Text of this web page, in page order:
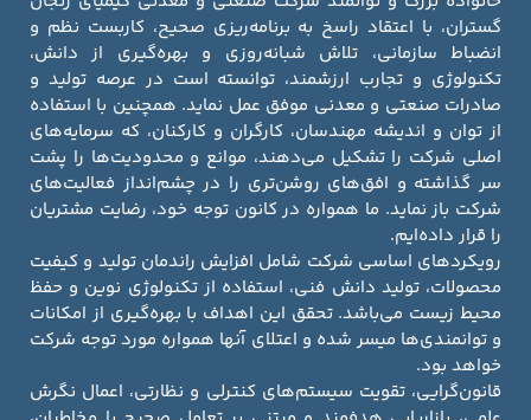
گستران، با اعتقاد راسخ به برنامه‌ریزی صحیح، کاربست نظم و
انضباط سازمانی، تلاش شبانه‌روزی و بهره‌گیری از دانش،
تکنولوژی و تجارب ارزشمند، توانسته است در عرصه تولید و
صادرات صنعتی و معدنی موفق عمل نماید. همچنین با استفاده
از توان و اندیشه مهندسان، کارگران و کارکنان، که سرمایه‌های
اصلی شرکت را تشکیل می‌دهند، موانع و محدودیت‌ها را پشت
سر گذاشته و افق‌های روشن‌تری را در چشم‌انداز فعالیت‌های
شرکت باز نماید. ما همواره در کانون توجه خود، رضایت مشتریان
را قرار داده‌ایم.
رویکردهای اساسی شرکت شامل افزایش راندمان تولید و کیفیت
محصولات، تولید دانش فنی، استفاده از تکنولوژی نوین و حفظ
محیط زیست می‌باشد. تحقق این اهداف با بهره‌گیری از امکانات
و توانمندی‌ها میسر شده و اعتلای آنها همواره مورد توجه شرکت
خواهد بود.
قانون‌گرایی، تقویت سیستم‌های کنترلی و نظارتی، اعمال نگرش